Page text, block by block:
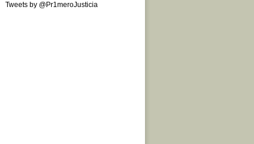
Tweets by @Pr1meroJusticia